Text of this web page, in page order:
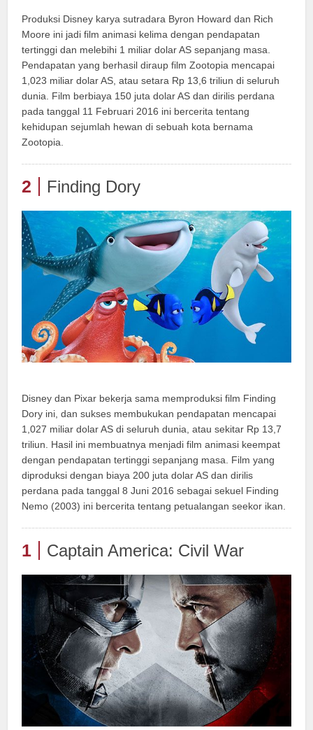
Produksi Disney karya sutradara Byron Howard dan Rich
Moore ini jadi film animasi kelima dengan pendapatan
tertinggi dan melebihi 1 miliar dolar AS sepanjang masa.
Pendapatan yang berhasil diraup film Zootopia mencapai
1,023 miliar dolar AS, atau setara Rp 13,6 triliun di seluruh
dunia. Film berbiaya 150 juta dolar AS dan dirilis perdana
pada tanggal 11 Februari 2016 ini bercerita tentang
kehidupan sejumlah hewan di sebuah kota bernama
Zootopia.
2 Finding Dory
Disney dan Pixar bekerja sama memproduksi film Finding
Dory ini, dan sukses membukukan pendapatan mencapai
1,027 miliar dolar AS di seluruh dunia, atau sekitar Rp 13,7
triliun. Hasil ini membuatnya menjadi film animasi keempat
dengan pendapatan tertinggi sepanjang masa. Film yang
diproduksi dengan biaya 200 juta dolar AS dan dirilis
perdana pada tanggal 8 Juni 2016 sebagai sekuel Finding
Nemo (2003) ini bercerita tentang petualangan seekor ikan.
1 Captain America: Civil War